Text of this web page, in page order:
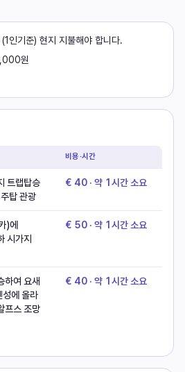
인기준) 현지 지불해야 합니다.
원
비용·시간
트랩탑승
탑 관광
€ 40 · 약 1시간 소요
)에
시가지
€ 50 · 약 1시간 소요
하여 요새
성에 올라
프스 조망
€ 40 · 약 1시간 소요